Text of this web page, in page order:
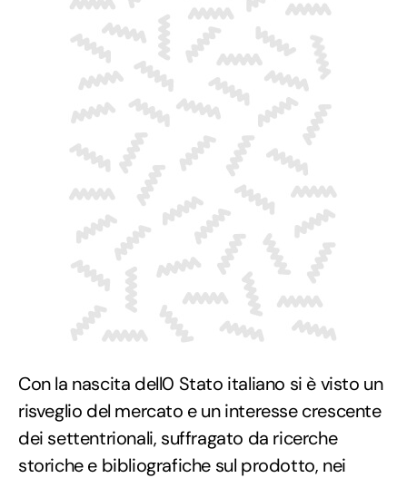
Con la nascita dell0 Stato italiano si è visto un
risveglio del mercato e un interesse crescente
dei settentrionali, suffragato da ricerche
storiche e bibliografiche sul prodotto, nei